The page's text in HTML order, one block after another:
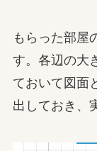
もらった部屋
す。各辺の大
ておいて図面
出しておき、